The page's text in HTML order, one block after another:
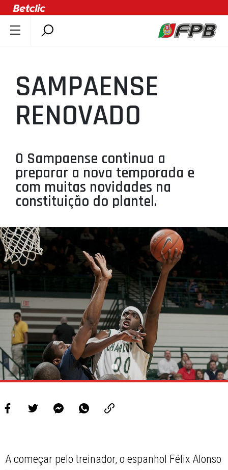
ÚLTIMAS
COMPETIÇÕES
ASSOCIAÇÕES
AGENTES
AGENDA
SELEÇÕES
MINIBASQUETE
ÁREA TÉCNICA
PROJETOS
LIGA BETCLIC MASCULINA
LIGA BETCLIC FEMININA
SAMPAENSE
RENOVADO
O Sampaense continua a
preparar a nova temporada e
com muitas novidades na
constituição do plantel.
A começar pelo treinador, o espanhol Félix Alonso